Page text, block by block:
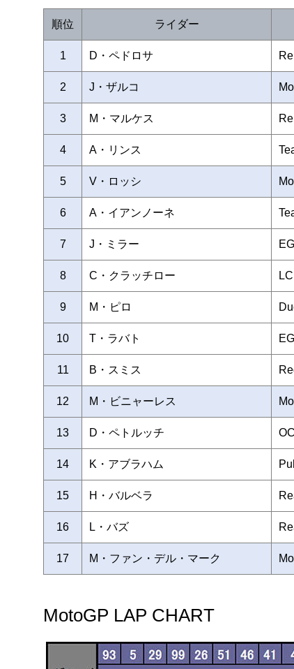
順位 ライダー
1 D・ペドロサ
2 J・ザルコ
3 M・マルケス
4 A・リンス
5 V・ロッシ
6 A・イアンノーネ
7 J・ミラー
8 C・クラッチロー
9 M・ピロ
10 T・ラバト
11 B・スミス
12 M・ビニャーレス
13 D・ペトルッチ
14 K・アブラハム
15 H・バルベラ
16 L・バズ
17 M・ファン・デル・マーク
MotoGP LAP CHART